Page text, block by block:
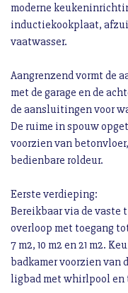
moderne
inductiekookplaat,
vaatwasser.
Aangrenzend vormt de
met de garage en de
de aansluitingen voor
De ruime in spouw
voorzien van
bedienbare roldeur.
Eerste verdieping:
Bereikbaar via de vaste
overloop met toegang
7 m2, 10 m2 en 21 m2.
badkamer voorzien van
ligbad met whirlpool